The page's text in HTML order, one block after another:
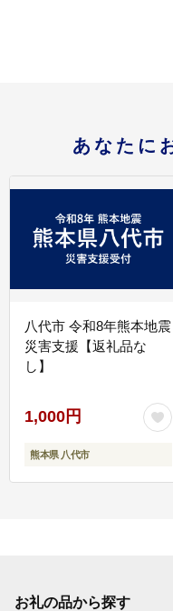
あなたに
八代市 令和8年熊本地震
災害支援【返礼品な
し】
1,000円
熊本県 八代市
お礼の品から探す